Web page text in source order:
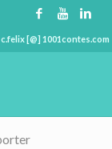
c.felix [@] 1001contes.com